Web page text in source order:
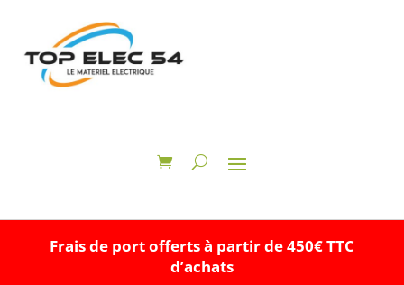
Frais de port offerts à partir de 450€ TTC
d’achats